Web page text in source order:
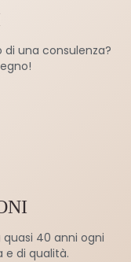
di una consulenza?
40 anni ogni
e di qualità.